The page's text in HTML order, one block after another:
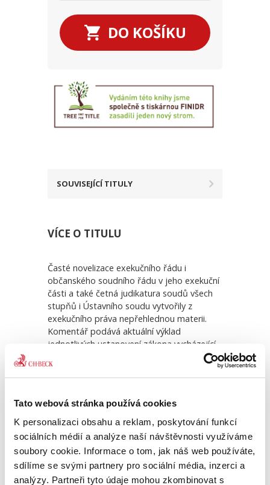
Tato webová stránka používá cookies
K personalizaci obsahu a reklam, poskytování funkcí
sociálních médií a analýze naší návštěvnosti využíváme
soubory cookie. Informace o tom, jak náš web používáte,
sdílíme se svými partnery pro sociální média, inzerci a
analýzy. Partneři tyto údaje mohou zkombinovat s
DO KOŠÍKU
SOUVISEJÍCÍ TITULY
Civilní proces. Řízení
exekuční,...
590,00 Kč
VÍCE O TITULU
Časté novelizace exekučního řádu i
občanského soudního řádu v jeho exekuční
části a také četná judikatura soudů všech
stupňů i Ústavního soudu vytvořily z
exekučního práva nepřehlednou materii.
Komentář podává aktuální výklad
jednotlivých ustanovení zákona vycházející
ze současné praxe autorů. Ten umožňuje
získat dostatečný přehled o procesních
vydání komentáře vychází z textu
předchozího vydání, je ale v odpovídající
míře aktualizováno a rozšířeno. Doplněno
je zejména o výklad těch ustanovení
zákona, které byly dotčeny přijatými
novelizacemi za uplynulé období od